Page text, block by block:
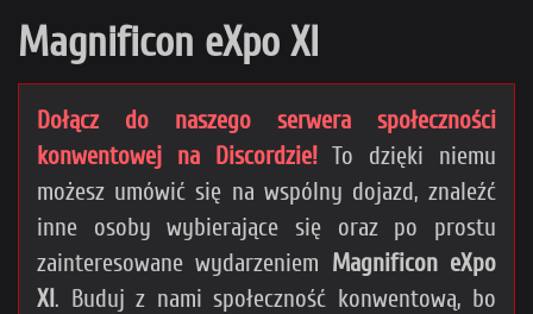
Magnificon eXpo XI
Dołącz do naszego serwera społeczności
konwentowej na Discordzie!To dzięki niemu
możesz umówić się na wspólny dojazd, znaleźć
inne osoby wybierające się oraz po prostu
zainteresowane wydarzeniem Magnificon eXpo
XI. Buduj z nami społeczność konwentową, bo